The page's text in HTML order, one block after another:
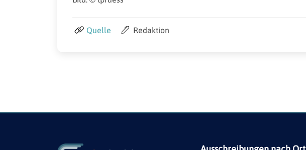
Quelle Redaktion